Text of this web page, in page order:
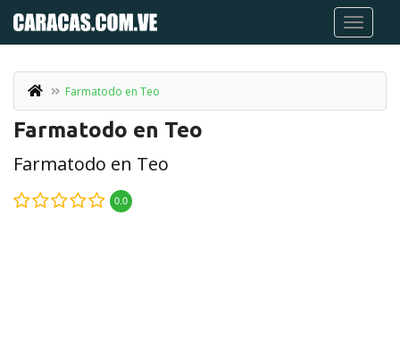
Farmatodo en Teo
Farmatodo en Teo
Farmatodo en Teo
0.0